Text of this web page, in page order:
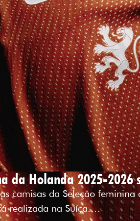
da Holanda 2025-
camisas da Seleção
realizada na Suíça.…